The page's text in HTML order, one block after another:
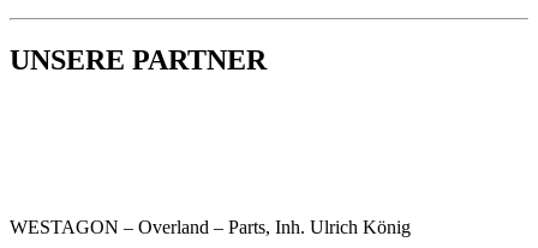
UNSERE PARTNER
WESTAGON – Overland – Parts, Inh. Ulrich König